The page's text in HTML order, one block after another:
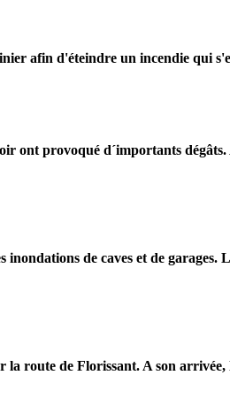
afin d'éteindre un incendie qui
provoqué d´importants dégâts.
de caves et de
route de Florissant. A son